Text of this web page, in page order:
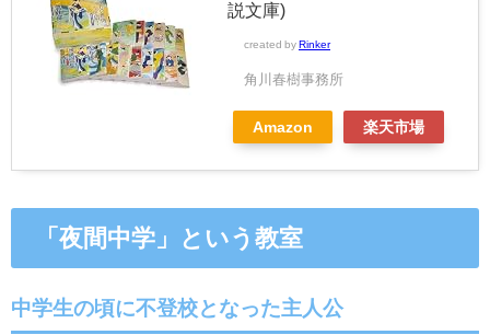
説文庫)
created by Rinker
角川春樹事務所
Amazon 楽天市場
「夜間中学」という教室
中学生の頃に不登校となった主人公